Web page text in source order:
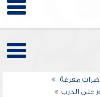
مفرغة
على الدرب